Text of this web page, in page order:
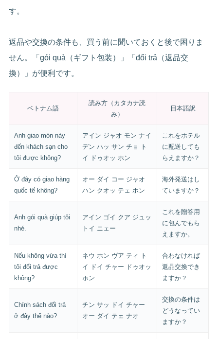
す。
返品や交換の条件も、買う前に聞いておくと後で困りま
せん。「gói quà（ギフト包装）」「đổi trả（返品交
換）」が便利です。
ベトナム語
読み方（カタカナ読
み）
日本語訳
Anh giao món này
đến khách sạn cho
tôi được không?
アイン ジャオ モン ナイ
デン ハッ サン チョ ト
イ ドゥオッ ホン
これをホテル
に配送しても
らえますか？
Ở đây có giao hàng
quốc tế không?
オー ダイ コー ジャオ
ハン クオッ テェ ホン
海外発送はし
ていますか？
Anh gói quà giúp tôi
nhé.
アイン ゴイ クア ジュッ
トイ ニェー
これを贈答用
に包んでもら
えますか。
Nếu không vừa thì
tôi đổi trả được
không?
ネウ ホン ヴア ティ ト
イ ドイ チャー ドゥオッ
ホン
合わなければ
返品交換でき
ますか？
Chính sách đổi trả
ở đây thế nào?
チン サッ ドイ チャー
オー ダイ テェ ナオ
交換の条件は
どうなってい
ますか？